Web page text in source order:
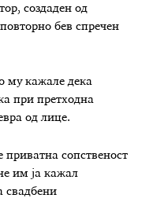
создаден од
бев спречен
му кажале дека
при претходна
од лице.
приватна сопственост
им ја кажал
свадбени